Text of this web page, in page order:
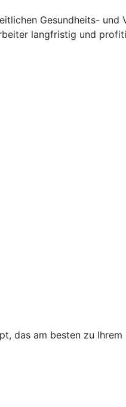
Gesundheits- und
langfristig und
das am besten zu